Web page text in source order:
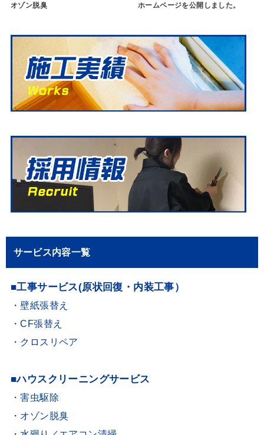
オゾン脱臭
ホームページを公開しました。
サービス内容一覧
■工事サービス(原状回復・内装工事）
・壁紙張替え
・CF張替え
・クロスリペア
■ハウスクリーニングサービス
・害虫駆除
・オゾン脱臭